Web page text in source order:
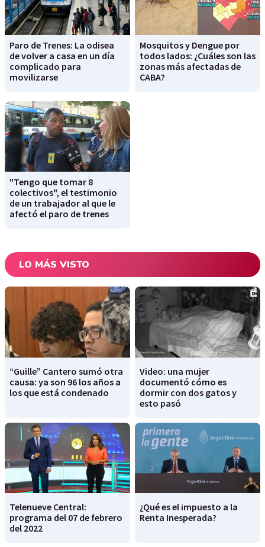
Paro de Trenes: La odisea
de volver a casa en un día
complicado para
movilizarse
Mosquitos y Dengue por
todos lados: ¿Cuáles son las
zonas más afectadas de
CABA?
"Tengo que tomar 8
colectivos", el testimonio
de un trabajador al que le
afectó el paro de trenes
LO MÁS VISTO
“Guille” Cantero sumó otra
causa: ya son 96 los años a
los que está condenado
Video: una mujer
documentó cómo es
dormir con dos gatos y
esto pasó
Telenueve Central:
programa del 07 de febrero
del 2022
¿Qué es el impuesto a la
Renta Inesperada?